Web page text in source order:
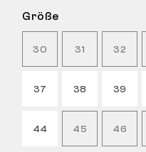
RÜCKGABE
Größe
30 31 32
37 38 39
44 45 46